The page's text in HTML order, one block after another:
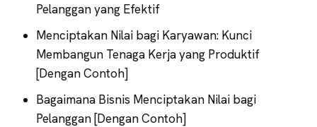
Pelanggan yang Efektif
Menciptakan Nilai bagi Karyawan: Kunci
Membangun Tenaga Kerja yang Produktif
[Dengan Contoh]
Bagaimana Bisnis Menciptakan Nilai bagi
Pelanggan [Dengan Contoh]